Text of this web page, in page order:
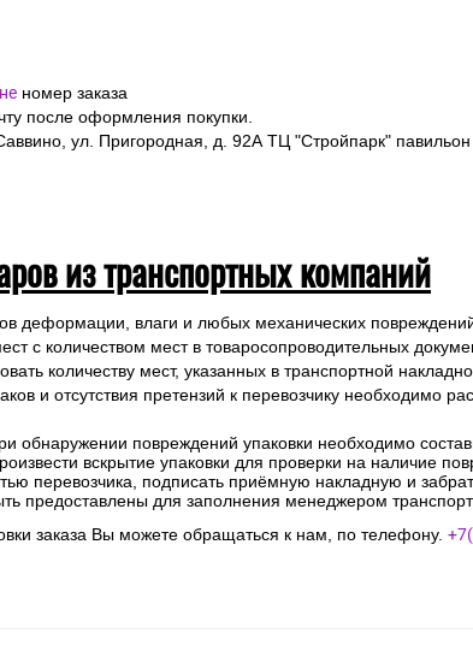
номер заказа
после оформления покупки.
ул. Пригородная, д. 92А ТЦ "Стройпарк"
из транспортных компаний
деформации, влаги и любых механических
с количеством мест в товаросопроводительных
количеству мест, указанных в транспортной
и отсутствия претензий к перевозчику необходимо
обнаружении повреждений упаковки необходимо
вскрытие упаковки для проверки на наличие
перевозчика, подписать приёмную накладную и
предоставлены для заполнения менеджером
заказа Вы можете обращаться к нам, по телефону.